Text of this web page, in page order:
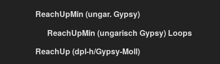
ReachUpMin (ungar. Gypsy)
ReachUpMin (ungarisch Gypsy) Loops
ReachUp (dpl-h/Gypsy-Moll)